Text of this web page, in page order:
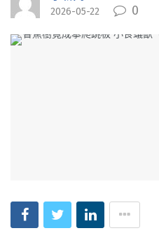
2026-05-22 0